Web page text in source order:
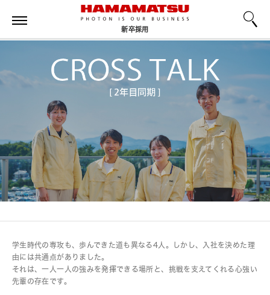
新卒採用
学生時代の専攻も、歩んできた道も異なる4人。しかし、入社を決めた理
由には共通点がありました。
それは、一人一人の強みを発揮できる場所と、挑戦を支えてくれる心強い
先輩の存在です。